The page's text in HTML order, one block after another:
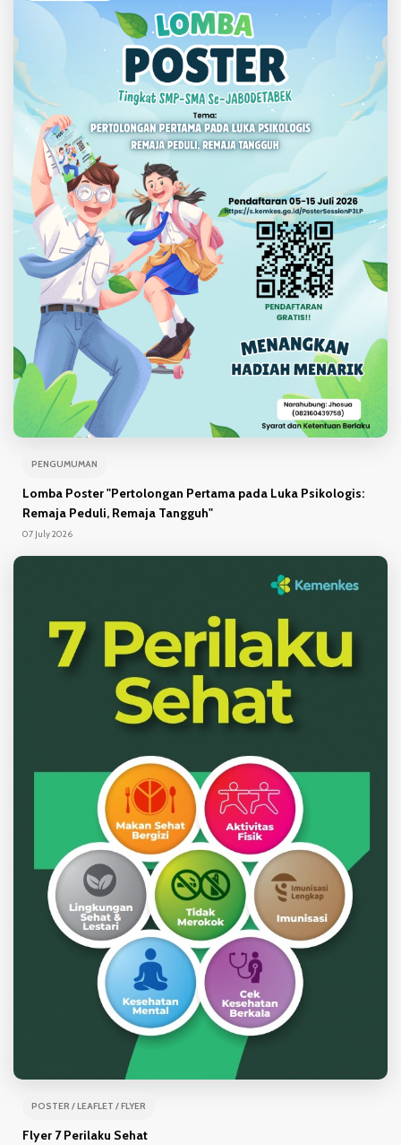
PENGUMUMAN
Lomba Poster "Pertolongan Pertama pada Luka Psikologis:
Remaja Peduli, Remaja Tangguh"
07 July 2026
POSTER / LEAFLET / FLYER
Flyer 7 Perilaku Sehat